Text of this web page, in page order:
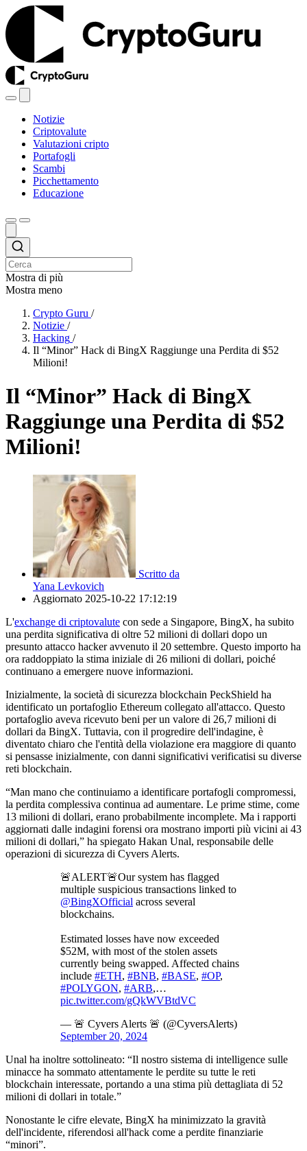
Notizie
Criptovalute
Valutazioni cripto
Portafogli
Scambi
Picchettamento
Educazione
Mostra di più
Mostra meno
Crypto Guru /
Notizie /
Hacking /
Il “Minor” Hack di BingX Raggiunge una Perdita di $52
Milioni!
Il “Minor” Hack di BingX
Raggiunge una Perdita di $52
Milioni!
Scritto da
Yana Levkovich
Aggiornato 2025-10-22 17:12:19
L'exchange di criptovalute con sede a Singapore, BingX, ha subito
una perdita significativa di oltre 52 milioni di dollari dopo un
presunto attacco hacker avvenuto il 20 settembre. Questo importo ha
ora raddoppiato la stima iniziale di 26 milioni di dollari, poiché
continuano a emergere nuove informazioni.
Inizialmente, la società di sicurezza blockchain PeckShield ha
identificato un portafoglio Ethereum collegato all'attacco. Questo
portafoglio aveva ricevuto beni per un valore di 26,7 milioni di
dollari da BingX. Tuttavia, con il progredire dell'indagine, è
diventato chiaro che l'entità della violazione era maggiore di quanto
si pensasse inizialmente, con danni significativi verificatisi su diverse
reti blockchain.
“Man mano che continuiamo a identificare portafogli compromessi,
la perdita complessiva continua ad aumentare. Le prime stime, come
13 milioni di dollari, erano probabilmente incomplete. Ma i rapporti
aggiornati dalle indagini forensi ora mostrano importi più vicini ai 43
milioni di dollari,” ha spiegato Hakan Unal, responsabile delle
operazioni di sicurezza di Cyvers Alerts.
🚨ALERT🚨Our system has flagged
multiple suspicious transactions linked to
@BingXOfficial across several
blockchains.
Estimated losses have now exceeded
$52M, with most of the stolen assets
currently being swapped. Affected chains
include #ETH, #BNB, #BASE, #OP,
#POLYGON, #ARB,…
pic.twitter.com/gQkWVBtdVC
— 🚨 Cyvers Alerts 🚨 (@CyversAlerts)
September 20, 2024
Unal ha inoltre sottolineato: “Il nostro sistema di intelligence sulle
minacce ha sommato attentamente le perdite su tutte le reti
blockchain interessate, portando a una stima più dettagliata di 52
milioni di dollari in totale.”
Nonostante le cifre elevate, BingX ha minimizzato la gravità
dell'incidente, riferendosi all'hack come a perdite finanziarie
“minori”.